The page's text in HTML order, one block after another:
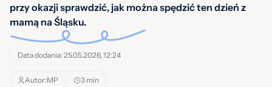
przy okazji sprawdzić, jak można spędzić ten dzień z
mamą na Śląsku.
Data dodania: 25.05.2026, 12:24
Autor:MP 3 min